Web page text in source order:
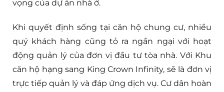
vọng của dự án nhà ở.
Khi quyết định sống tại căn hộ chung cư, nhiều
quý khách hàng cũng tỏ ra ngần ngại với hoạt
động quản lý của đơn vị đầu tư tòa nhà. Với Khu
căn hộ hạng sang King Crown Infinity, sẽ là đơn vị
trực tiếp quản lý và đáp ứng dịch vụ. Cư dân hoàn